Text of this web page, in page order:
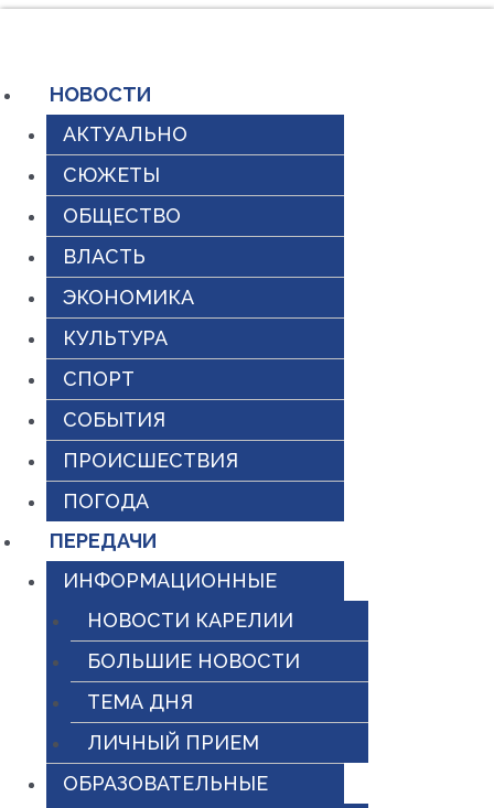
содержимому
НОВОСТИ
АКТУАЛЬНО
СЮЖЕТЫ
ОБЩЕСТВО
ВЛАСТЬ
ЭКОНОМИКА
КУЛЬТУРА
СПОРТ
СОБЫТИЯ
ПРОИСШЕСТВИЯ
ПОГОДА
ПЕРЕДАЧИ
ИНФОРМАЦИОННЫЕ
НОВОСТИ КАРЕЛИИ
БОЛЬШИЕ НОВОСТИ
ТЕМА ДНЯ
ЛИЧНЫЙ ПРИЕМ
ОБРАЗОВАТЕЛЬНЫЕ